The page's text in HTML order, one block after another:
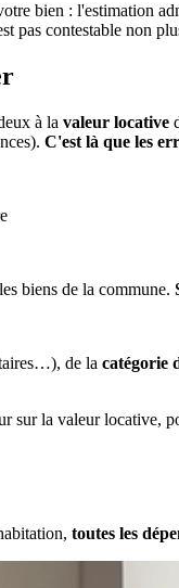
bien : l'estimation
pas contestable non
à la valeur locative
C'est là que les
biens de la commune.
de la catégorie
sur la valeur locative,
toutes les